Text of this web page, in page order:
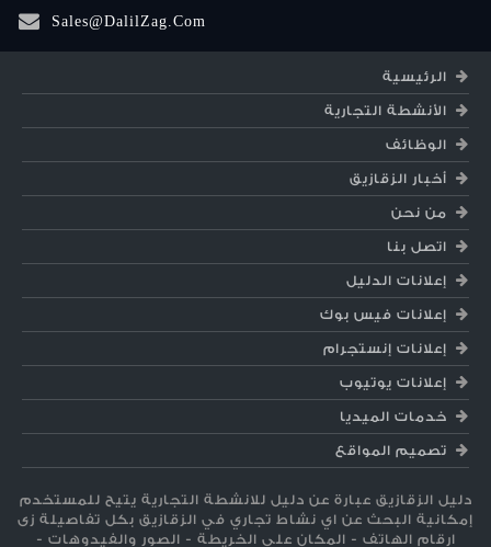
Sales@DalilZag.Com
الرئيسية
الأنشطة التجارية
الوظائف
أخبار الزقازيق
من نحن
اتصل بنا
إعلانات الدليل
إعلانات فيس بوك
إعلانات إنستجرام
إعلانات يوتيوب
خدمات الميديا
تصميم المواقع
دليل الزقازيق عبارة عن دليل للانشطة التجارية يتيح للمستخدم
إمكانية البحث عن اي نشاط تجاري في الزقازيق بكل تفاصيلة زى
ارقام الهاتف - المكان على الخريطة - الصور والفيدوهات -